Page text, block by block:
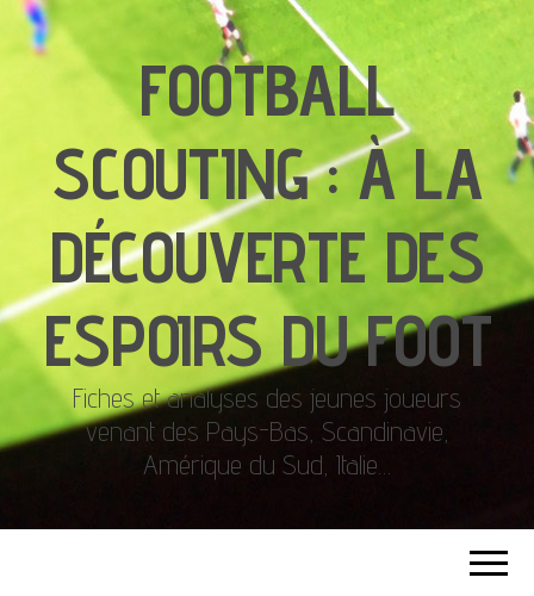
FOOTBALL
SCOUTING : À LA
DÉCOUVERTE DES
ESPOIRS DU FOOT
Fiches et analyses des jeunes joueurs
venant des Pays-Bas, Scandinavie,
Amérique du Sud, Italie…